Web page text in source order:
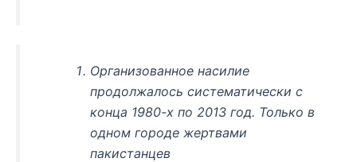
Организованное насилие
продолжалось систематически с
конца 1980-х по 2013 год. Только в
одном городе жертвами
пакистанцев